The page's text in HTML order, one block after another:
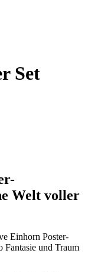
Set
Welt voller
Einhorn Poster-
Fantasie und Traum